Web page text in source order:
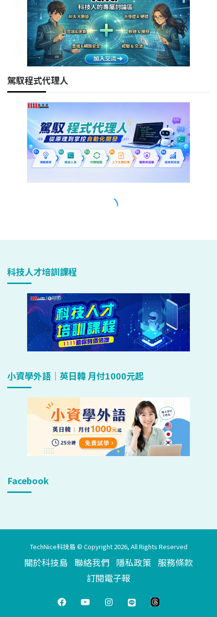
科技人才培訓課程
小資學外語｜英日韓 月付1000元起
Facebook
TechNice科技島 © Copyright 2026, All Rights Reserved
關於科技島 聯絡我們 隱私政策 服務條款
訂閱電子報